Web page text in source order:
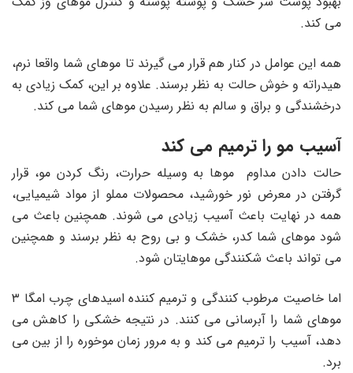
می کند.
همه این عوامل در کنار هم قرار می گیرند تا موهای شما واقعا نرم،
هیدراته و خوش حالت به نظر برسند. علاوه بر این، کمک زیادی به
درخشندگی و براق و سالم به نظر رسیدن موهای شما می کند.
آسیب مو را ترمیم می کند
حالت دادن مداوم موها به وسیله حرارت، رنگ کردن مو، قرار
گرفتن در معرض نور خورشید، محصولات مملو از مواد شیمیایی،
همه در نهایت باعث آسیب زیادی می شوند. همچنین باعث می
شود موهای شما کدر، خشک و بی روح به نظر برسند و همچنین
می تواند باعث شکنندگی موهایتان شود.
اما خاصیت مرطوب کنندگی و ترمیم کننده اسیدهای چرب امگا ۳
موهای شما را آبرسانی می کنند. در نتیجه خشکی را کاهش می
دهد، آسیب را ترمیم می کند و به مرور زمان موخوره را از بین می
برد.